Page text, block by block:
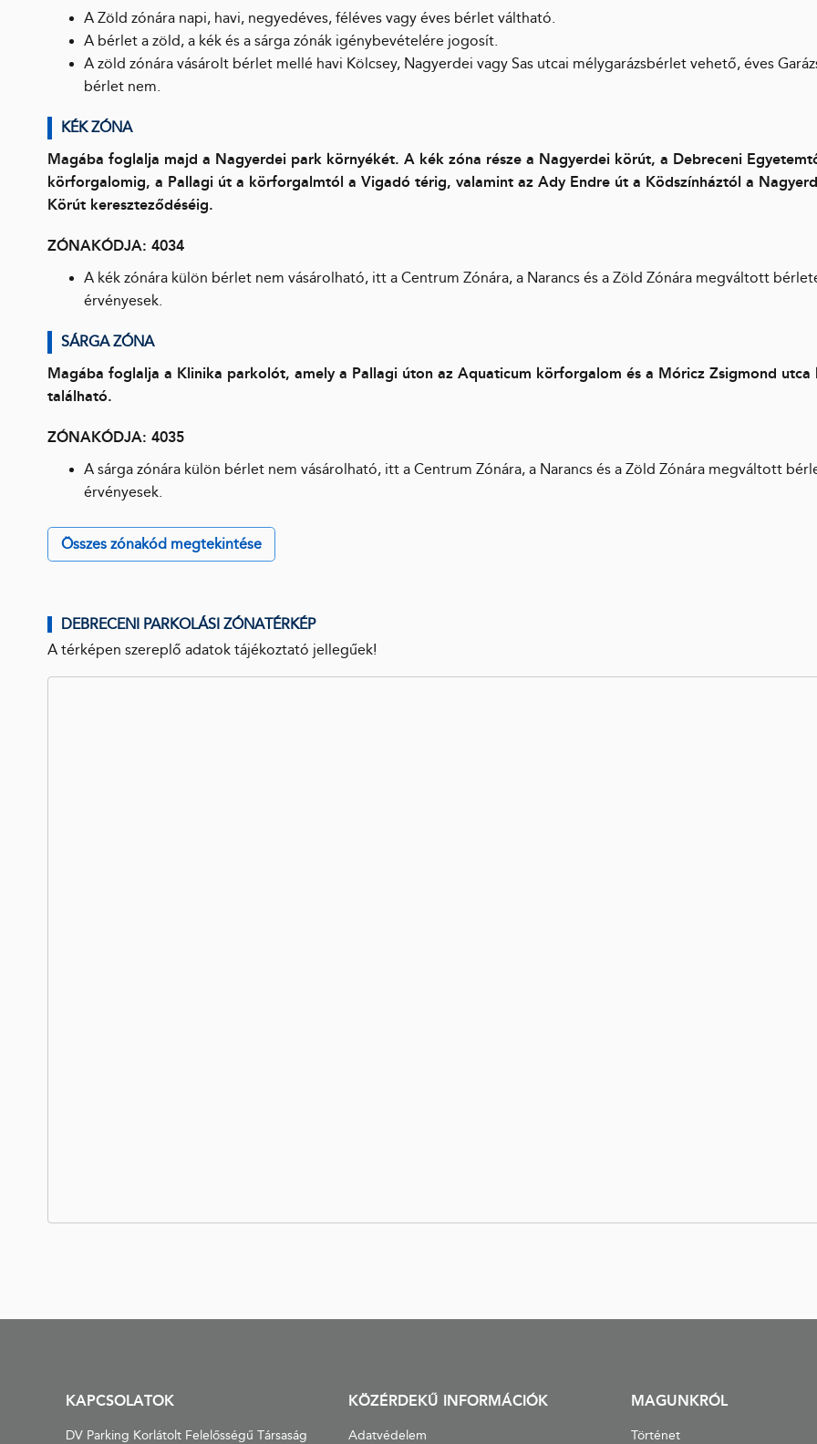
A Zöld zónára napi, havi, negyedéves, féléves vagy éves bérlet váltható.
A bérlet a zöld, a kék és a sárga zónák igénybevételére jogosít.
A zöld zónára vásárolt bérlet mellé havi Kölcsey, Nagyerdei vagy Sas utcai mélygarázsbérlet vehető, éves
bérlet nem.
KÉK ZÓNA
Magába foglalja majd a Nagyerdei park környékét. A kék zóna része a Nagyerdei körút, a Debreceni
körforgalomig, a Pallagi út a körforgalmtól a Vigadó térig, valamint az Ady Endre út a Ködszínháztól a
Körút kereszteződéséig.
ZÓNAKÓDJA: 4034
A kék zónára külön bérlet nem vásárolható, itt a Centrum Zónára, a Narancs és a Zöld Zónára megváltott
érvényesek.
SÁRGA ZÓNA
Magába foglalja a Klinika parkolót, amely a Pallagi úton az Aquaticum körforgalom és a Móricz Zsigmond
található.
ZÓNAKÓDJA: 4035
A sárga zónára külön bérlet nem vásárolható, itt a Centrum Zónára, a Narancs és a Zöld Zónára megváltott
érvényesek.
Összes zónakód megtekintése
DEBRECENI PARKOLÁSI ZÓNATÉRKÉP
A térképen szereplő adatok tájékoztató jellegűek!
KAPCSOLATOK
DV Parking Korlátolt Felelősségű Társaság
KÖZÉRDEKŰ INFORMÁCIÓK
Adatvédelem
MAGUNKRÓL
Történet